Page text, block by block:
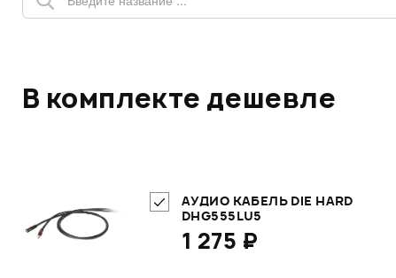
В комплекте дешевле
АУДИО КАБЕЛЬ DIE HARD
DHG555LU5
1 275 ₽